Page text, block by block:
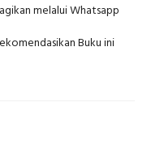
melalui Whatsapp
Buku ini